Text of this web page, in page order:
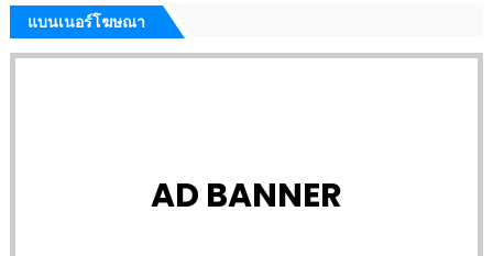
แบนเนอร์โฆษณา
AD BANNER